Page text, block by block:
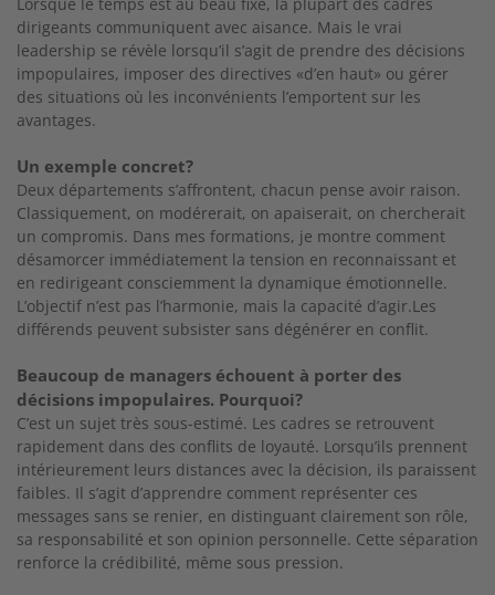
dirigeants communiquent avec aisance. Mais le vrai
leadership se révèle lorsqu’il s’agit de prendre des décisions
impopulaires, imposer des directives «d’en haut» ou gérer
des situations où les inconvénients l’emportent sur les
avantages.
Un exemple concret?
Deux départements s’affrontent, chacun pense avoir raison.
Classiquement, on modérerait, on apaiserait, on chercherait
un compromis. Dans mes formations, je montre comment
désamorcer immédiatement la tension en reconnaissant et
en redirigeant consciemment la dynamique émotionnelle.
L’objectif n’est pas l’harmonie, mais la capacité d’agir.Les
différends peuvent subsister sans dégénérer en conflit.
Beaucoup de managers échouent à porter des
décisions impopulaires. Pourquoi?
C’est un sujet très sous-estimé. Les cadres se retrouvent
rapidement dans des conflits de loyauté. Lorsqu’ils prennent
intérieurement leurs distances avec la décision, ils paraissent
faibles. Il s’agit d’apprendre comment représenter ces
messages sans se renier, en distinguant clairement son rôle,
sa responsabilité et son opinion personnelle. Cette séparation
renforce la crédibilité, même sous pression.